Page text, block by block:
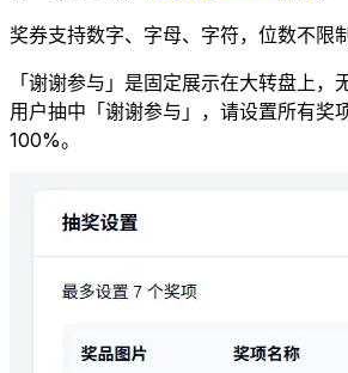
奖券支持数字、字母、字符，位数不限制
「谢谢参与」是固定展示在大转盘上，
用户抽中「谢谢参与」，请设置所有奖
100%。